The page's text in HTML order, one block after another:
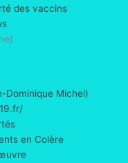
des vaccins
Dominique Michel)
en Colère